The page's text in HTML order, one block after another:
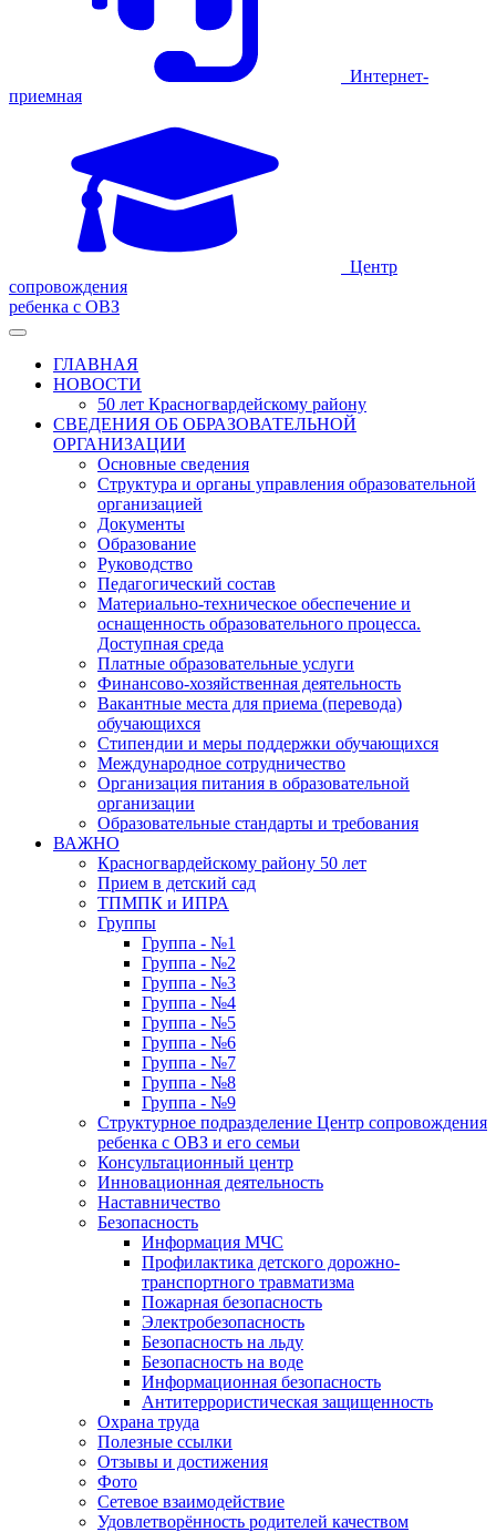
Интернет-
приемная
Центр
сопровождения
ребенка с ОВЗ
ГЛАВНАЯ
НОВОСТИ
50 лет Красногвардейскому району
СВЕДЕНИЯ ОБ ОБРАЗОВАТЕЛЬНОЙ
ОРГАНИЗАЦИИ
Основные сведения
Структура и органы управления образовательной
организацией
Документы
Образование
Руководство
Педагогический состав
Материально-техническое обеспечение и
оснащенность образовательного процесса.
Доступная среда
Платные образовательные услуги
Финансово-хозяйственная деятельность
Вакантные места для приема (перевода)
обучающихся
Стипендии и меры поддержки обучающихся
Международное сотрудничество
Организация питания в образовательной
организации
Образовательные стандарты и требования
ВАЖНО
Красногвардейскому району 50 лет
Прием в детский сад
ТПМПК и ИПРА
Группы
Группа - №1
Группа - №2
Группа - №3
Группа - №4
Группа - №5
Группа - №6
Группа - №7
Группа - №8
Группа - №9
Структурное подразделение Центр сопровождения
ребенка с ОВЗ и его семьи
Консультационный центр
Инновационная деятельность
Наставничество
Безопасность
Информация МЧС
Профилактика детского дорожно-
транспортного травматизма
Пожарная безопасность
Электробезопасность
Безопасность на льду
Безопасность на воде
Информационная безопасность
Антитеррористическая защищенность
Охрана труда
Полезные ссылки
Отзывы и достижения
Фото
Сетевое взаимодействие
Удовлетворённость родителей качеством